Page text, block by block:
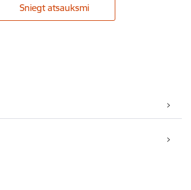
Sniegt atsauksmi